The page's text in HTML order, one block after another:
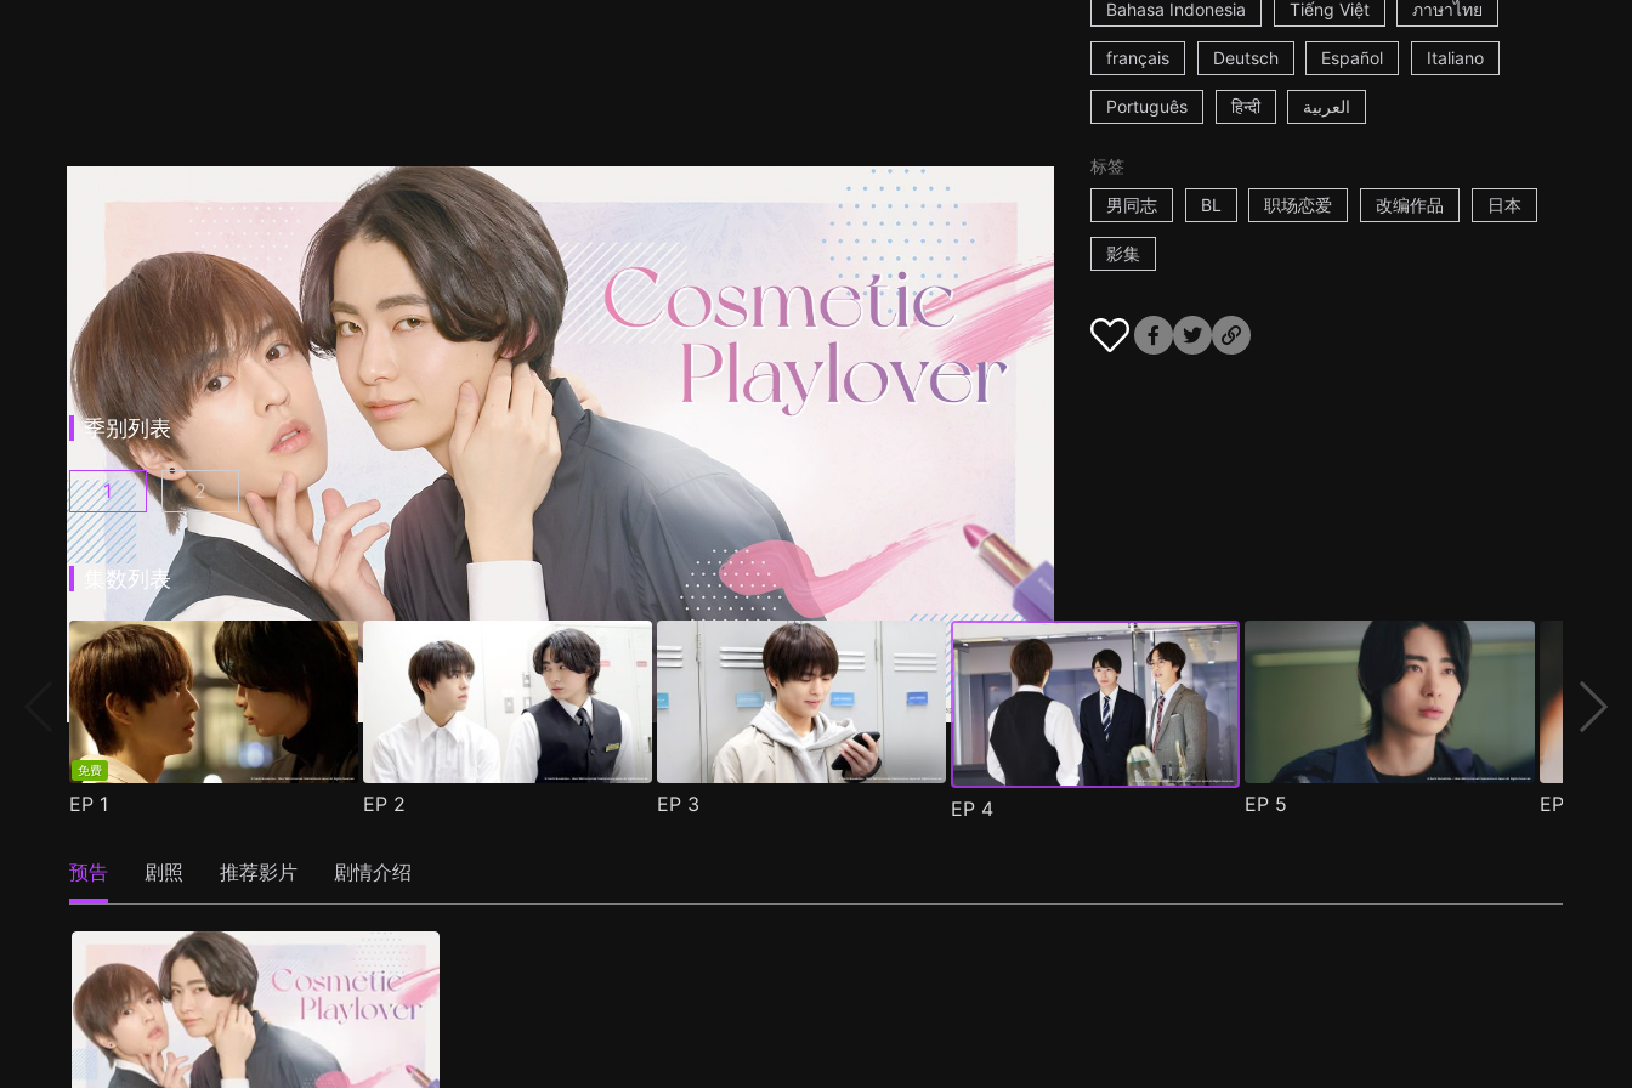
Bahasa Indonesia Tiếng Việt ภาษาไทย
français Deutsch Español Italiano
Português हिन्दी العربية
标签
男同志
BL 职场恋爱 改编作品 日本
影集
季别列表
美妆搭档情人 第1集()
1 美妆搭档情人 第2季 第1集()
2
集数列表
免费
EP 1 EP 2 EP 3 EP 4 EP 5 EP
预告 剧照 推荐影片 剧情介绍